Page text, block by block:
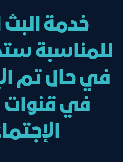
خدمة البث
للمناسبة
في حال تم
في قنوات